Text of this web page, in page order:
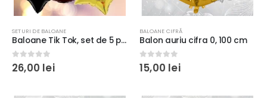
SETURI DE BALOANE
Baloane Tik Tok, set de 5 piese, diverse culori, 60cm, folie aluminiu
0out of 5
26,00 lei
BALOANE CIFRĂ
Balon auriu cifra 0, 100 cm
0out of 5
15,00 lei